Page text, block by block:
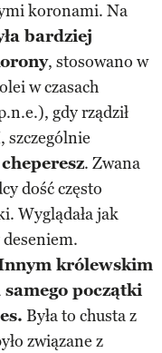
koronami. Na
bardziej
, stosowano w
w czasach
gdy rządził
szczególnie
. Zwana
dość często
Wyglądała jak
królewskim
początki
Była to chusta z
związane z